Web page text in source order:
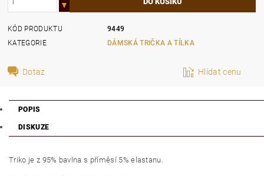
KÓD PRODUKTU
9449
KATEGORIE
DÁMSKÁ TRIČKA A TÍLKA
Dotaz Hlídat cenu
POPIS
DISKUZE
Triko je z 95% bavlna s příměsí 5% elastanu.